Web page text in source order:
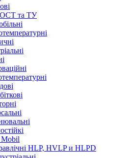
та ТУ
Mobil
HLP, HVLP и HLPD